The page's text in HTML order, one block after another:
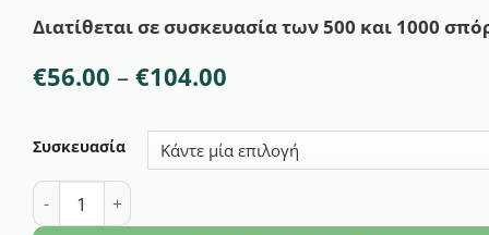
Διατίθεται σε συσκευασία των 500 και 1000
€56.00 – €104.00
through
€104.00
Συσκευασία
Μελιτζάνα Μακρυά Δάκρυ Obama F1 ποσότητα